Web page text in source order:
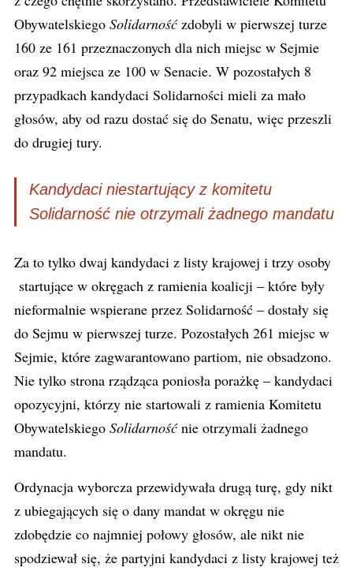
Obywatelskiego Solidarnośćzdobyli w pierwszej turze
160 ze 161 przeznaczonych dla nich miejsc w Sejmie
oraz 92 miejsca ze 100 w Senacie. W pozostałych 8
przypadkach kandydaci Solidarności mieli za mało
głosów, aby od razu dostać się do Senatu, więc przeszli
do drugiej tury.
Kandydaci niestartujący z komitetu
Solidarność nie otrzymali żadnego mandatu
Za to tylko dwaj kandydaci z listy krajowej i trzy osoby
startujące w okręgach z ramienia koalicji – które były
nieformalnie wspierane przez Solidarność – dostały się
do Sejmu w pierwszej turze. Pozostałych 261 miejsc w
Sejmie, które zagwarantowano partiom, nie obsadzono.
Nie tylko strona rządząca poniosła porażkę – kandydaci
opozycyjni, którzy nie startowali z ramienia Komitetu
Obywatelskiego Solidarnośćnie otrzymali żadnego
mandatu.
Ordynacja wyborcza przewidywała drugą turę, gdy nikt
z ubiegających się o dany mandat w okręgu nie
zdobędzie co najmniej połowy głosów, ale nikt nie
spodziewał się, że partyjni kandydaci z listy krajowej też